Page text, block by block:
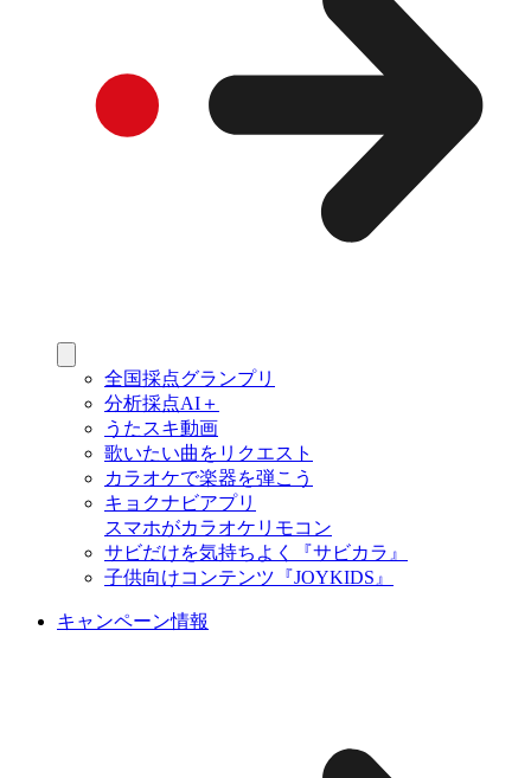
全国採点グランプリ
分析採点AI＋
うたスキ動画
歌いたい曲をリクエスト
カラオケで楽器を弾こう
キョクナビアプリ
スマホがカラオケリモコン
サビだけを気持ちよく『サビカラ』
子供向けコンテンツ『JOYKIDS』
キャンペーン情報